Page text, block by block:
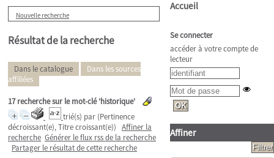
Nouvelle recherche
Résultat de la recherche
Dans le catalogue
Dans les sources
affiliées
17recherche sur le mot-clé'historique'
trié(s) par (Pertinence
décroissant(e), Titre croissant(e)) Affiner la
recherche Générer le flux rss de la recherche
Partager le résultat de cette recherche
Accueil
Se connecter
accéder à votre compte de
lecteur
Affiner